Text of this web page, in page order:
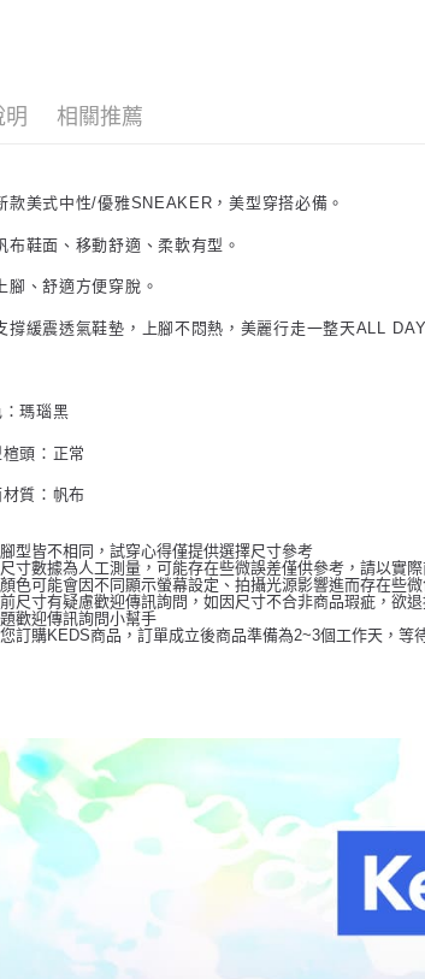
明 相關推薦
款美式中性/優雅SNEAKER，美型穿搭必備。
布鞋面、移動舒適、柔軟有型。
腳、舒適方便穿脫。
撐緩震透氣鞋墊，上腳不悶熱，美麗行走一整天ALL
瑪瑙黑
頭：正常
質：帆布
型皆不相同，試穿心得僅提供選擇尺寸參考
寸數據為人工測量，可能存在些微誤差僅供參考，請以實
色可能會因不同顯示螢幕設定、拍攝光源影響進而存在些
尺寸有疑慮歡迎傳訊詢問，如因尺寸不合非商品瑕疵，欲
歡迎傳訊詢問小幫手
訂購KEDS商品，訂單成立後商品準備為2~3個工作天，等